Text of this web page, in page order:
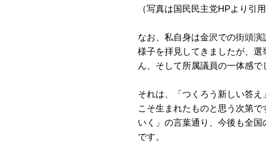
（写真は国民民主党HPより引用
なお、私自身は金沢での街頭
様子を拝見してきましたが、
ん、そして所属議員の一体感で
それは、「つくろう新しい答
こそ生まれたものと思う次第
いく」の言葉通り、今後も全
です。